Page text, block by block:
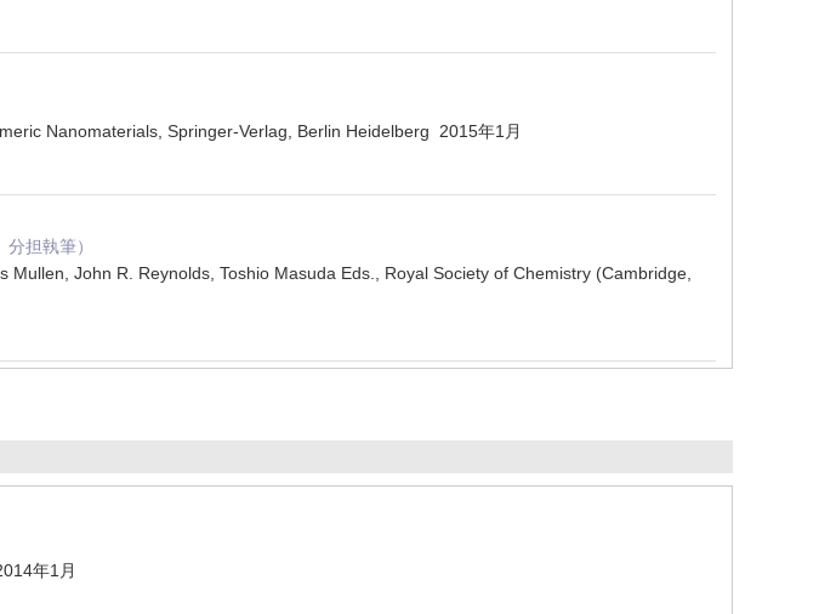
Nanomaterials, Springer-Verlag, Berlin Heidelberg 2015年1月
担執筆）
John R. Reynolds, Toshio Masuda Eds., Royal Society of Chemistry (Cambridge,
年1月